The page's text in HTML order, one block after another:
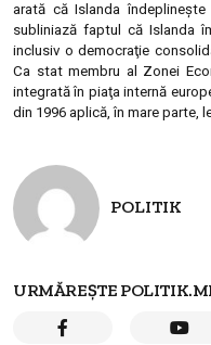
arată că Islanda
subliniază faptul că Islanda
inclusiv o democraţie
Ca stat membru al Zonei
integrată în piaţa internă
din 1996 aplică, în mare parte,
POLITIK
URMĂREȘTE